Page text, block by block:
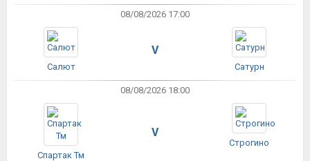
08/08/2026 17:00
Салют
V
Сатурн
08/08/2026 18:00
Спартак Тм
V
Строгино